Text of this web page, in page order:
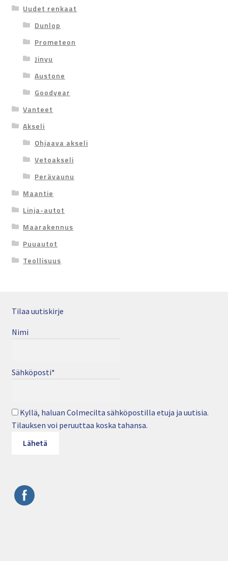
Uudet renkaat
Dunlop
Prometeon
Jinyu
Austone
Goodyear
Vanteet
Akseli
Ohjaava akseli
Vetoakseli
Perävaunu
Maantie
Linja-autot
Maarakennus
Puuautot
Teollisuus
Tilaa uutiskirje
Nimi
Sähköposti*
Kyllä, haluan Colmecilta sähköpostilla etuja ja uutisia.
Tilauksen voi peruuttaa koska tahansa.